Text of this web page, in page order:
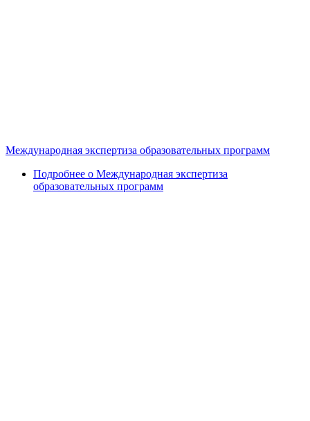
Международная экспертиза образовательных программ
Подробнее о Международная экспертиза
образовательных программ